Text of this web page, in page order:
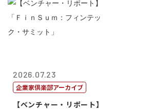
2026.07.23
企業家倶楽部アーカイブ
【ベンチャー・リポート】